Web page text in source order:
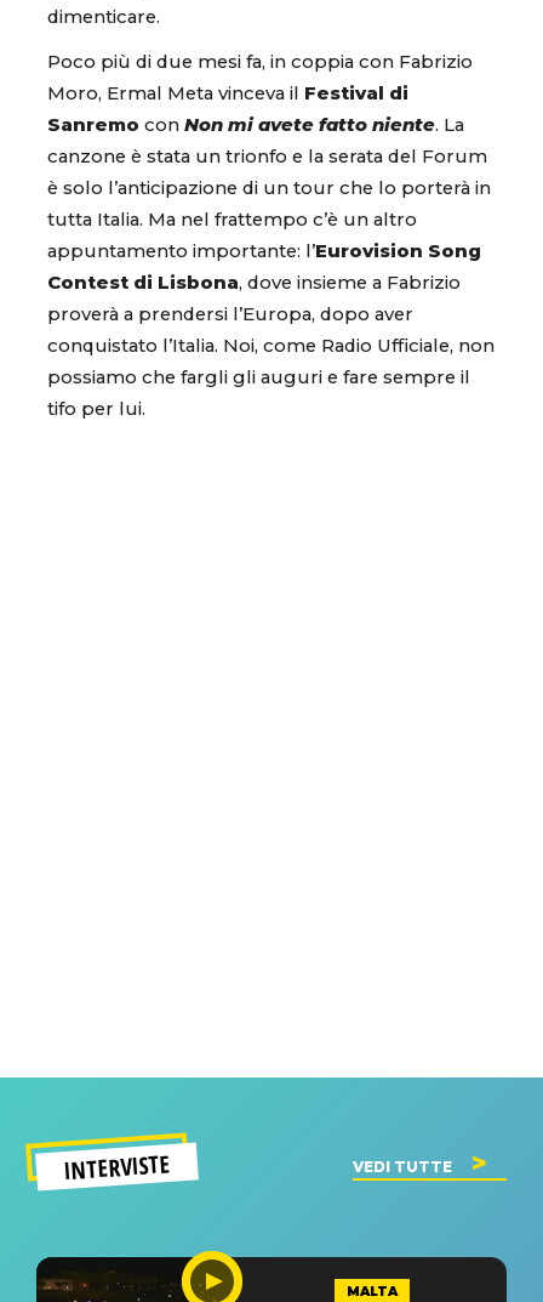
dimenticare.
Poco più di due mesi fa, in coppia con Fabrizio
Moro, Ermal Meta vinceva il Festival di
Sanremo con Non mi avete fatto niente. La
canzone è stata un trionfo e la serata del Forum
è solo l’anticipazione di un tour che lo porterà in
tutta Italia. Ma nel frattempo c’è un altro
appuntamento importante: l’Eurovision Song
Contest di Lisbona, dove insieme a Fabrizio
proverà a prendersi l’Europa, dopo aver
conquistato l’Italia. Noi, come Radio Ufficiale, non
possiamo che fargli gli auguri e fare sempre il
tifo per lui.
INTERVISTE VEDI TUTTE
MALTA